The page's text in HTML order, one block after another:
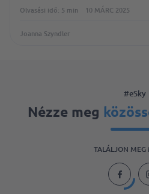
Olvasási idő: 5 min 10 MÁRC 2025
Joanna Szyndler
#eSky
Nézze meg
TALÁLJON